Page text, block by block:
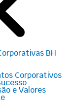
BH
Corporativos
e Valores